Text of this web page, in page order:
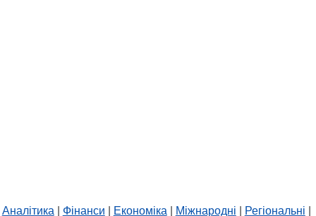
Аналітика Фінанси Економіка Міжнародні Регіональні